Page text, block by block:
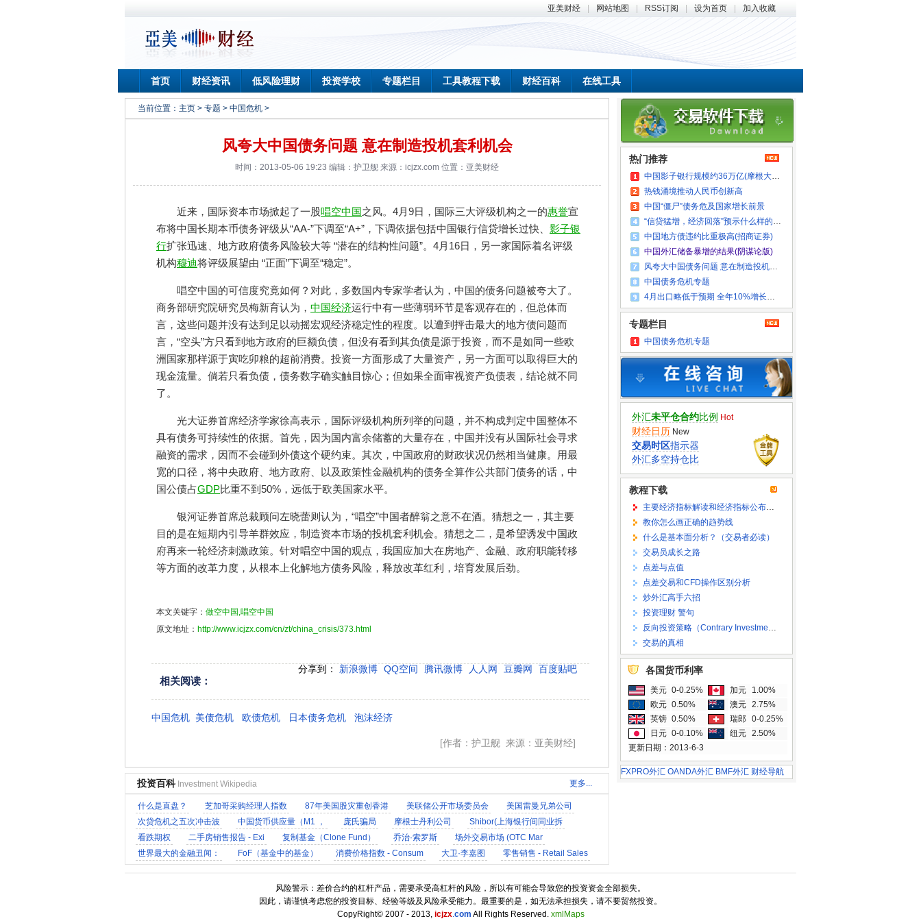
亚美财经 网站地图 RSS订阅 设为首页 加入收藏
首页 财经资讯 低风险理财 投资学校 专题栏目 工具教程下载 财经百科 在线工具
当前位置： 主页 > 专题 > 中国危机 >
风夸大中国债务问题 意在制造投机套利机会
时间：2013-05-06 19:23 编辑：护卫舰 来源：icjzx.com 位置： 亚美财经
近来，国际资本市场掀起了一股唱空中国之风。4月9日，国际三大评级机构之一的惠誉宣
布将中国长期本币债务评级从“AA-”下调至“A+”，下调依据包括中国银行信贷增长过快、 影子银
行扩张迅速、地方政府债务风险较大等 “潜在的结构性问题”。4月16日，另一家国际着名评级
机构穆迪将评级展望由 “正面”下调至“稳定”。
唱空中国的可信度究竟如何？对此，多数国内专家学者认为，中国的债务问题被夸大了。
商务部研究院研究员梅新育认为， 中国经济运行中有一些薄弱环节是客观存在的，但总体而
言，这些问题并没有达到足以动摇宏观经济稳定性的程度。以遭到抨击最大的地方债问题而
言，“空头”方只看到地方政府的巨额负债，但没有看到其负债是源于投资，而不是如同一些欧
洲国家那样源于寅吃卯粮的超前消费。投资一方面形成了大量资产，另一方面可以取得巨大的
现金流量。倘若只看负债，债务数字确实触目惊心；但如果全面审视资产负债表，结论就不同
了。
光大证券首席经济学家徐高表示，国际评级机构所列举的问题，并不构成判定中国整体不
具有债务可持续性的依据。首先，因为国内富余储蓄的大量存在，中国并没有从国际社会寻求
融资的需求，因而不会碰到外债这个硬约束。其次，中国政府的财政状况仍然相当健康。用最
宽的口径，将中央政府、地方政府、以及政策性金融机构的债务全算作公共部门债务的话，中
国公债占GDP比重不到50%，远低于欧美国家水平。
银河证券首席总裁顾问左晓蕾则认为，“唱空”中国者醉翁之意不在酒。猜想之一，其主要
目的是在短期内引导羊群效应，制造资本市场的投机套利机会。猜想之二，是希望诱发中国政
府再来一轮经济刺激政策。针对唱空中国的观点，我国应加大在房地产、金融、政府职能转移
等方面的改革力度，从根本上化解地方债务风险，释放改革红利，培育发展后劲。
本文关键字： 做空中国,唱空中国
原文地址： http://www.icjzx.com/cn/zt/china_crisis/373.html
分享到： 新浪微博 QQ空间 腾讯微博 人人网 豆瓣网 百度贴吧
相关阅读：
中国危机 美债危机 欧债危机 日本债务危机 泡沫经济
[作者：护卫舰 来源：亚美财经]
投资百科 Investment Wikipedia 更多...
什么是直盘？ 芝加哥采购经理人指数 87年美国股灾重创香港 美联储公开市场委员会
美国雷曼兄弟公司
次贷危机之五次冲击波
中国货币供应量（M1 ， 庞氏骗局 摩根士丹利公司
Shibor(上海银行间同业拆
看跌期权
二手房销售报告 - Exi 复制基金（Clone Fund） 乔治·索罗斯
场外交易市场 (OTC Mar
世界最大的金融丑闻：
FoF（基金中的基金） 消费价格指数 - Consum 大卫·李嘉图
零售销售 - Retail Sales
热门推荐
中国影子银行规模约36万亿(摩根大通)
热钱涌境推动人民币创新高
中国“僵尸”债务危及国家增长前景
“信贷猛增，经济回落”预示什么样的危机?
中国地方债违约比重极高(招商证券)
中国外汇储备暴增的结果(阴谋论版)
风夸大中国债务问题 意在制造投机套利机会
中国债务危机专题
4月出口略低于预期 全年10%增长目标存压力
专题栏目
中国债务危机专题
外汇未平仓合约比例 Hot
财经日历 New
交易时区指示器
外汇多空持仓比
教程下载
主要经济指标解读和经济指标公布时间
教你怎么画正确的趋势线
什么是基本面分析？（交易者必读）
交易员成长之路
点差与点值
点差交易和CFD操作区别分析
炒外汇高手六招
投资理财 警句
反向投资策略（Contrary Investment Strategy）
交易的真相
各国货币利率
美元 0-0.25% 加元
1.00%
欧元 0.50% 澳元 2.75%
英镑 0.50% 瑞郎 0-0.25%
日元 0-0.10% 纽元 2.50%
更新日期：2013-6-3
FXPRO外汇 OANDA外汇 BMF外汇 财经导航
风险警示：差价合约的杠杆产品，需要承受高杠杆的风险，所以有可能会导致您的投资资金全部损失。
因此，请谨慎考虑您的投资目标、经验等级及风险承受能力。最重要的是，如无法承担损失，请不要贸然投资。
CopyRight© 2007 - 2013, icjzx.com All Rights Reserved. xmlMaps